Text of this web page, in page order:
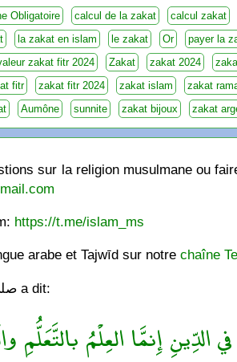
Obligatoire calcul de la zakat calcul zakat
la zakat en islam le zakat Or payer la
zakat fitr 2024 Zakat zakat 2024
fitr zakat fitr 2024 zakat islam zakat
Aumône sunnite zakat bijoux zakat
sur la religion musulmane ou
https://t.me/islam_ms
arabe et Tajwīd sur notrechaîne
Le Messager de Allâh صلى الله عليه وسلّم a dit:
الدِّينِ إِنمَّا العِلْمُ بالتَّعَلُّمِ